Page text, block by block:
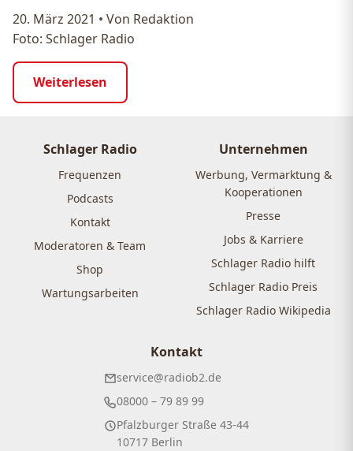
20. März 2021 • Von Redaktion
Foto: Schlager Radio
Weiterlesen
Schlager Radio
Frequenzen
Podcasts
Kontakt
Moderatoren & Team
Shop
Wartungsarbeiten
Unternehmen
Werbung, Vermarktung &
Kooperationen
Presse
Jobs & Karriere
Schlager Radio hilft
Schlager Radio Preis
Schlager Radio Wikipedia
Kontakt
service@radiob2.de
08000 – 79 89 99
Pfalzburger Straße 43-44
10717 Berlin